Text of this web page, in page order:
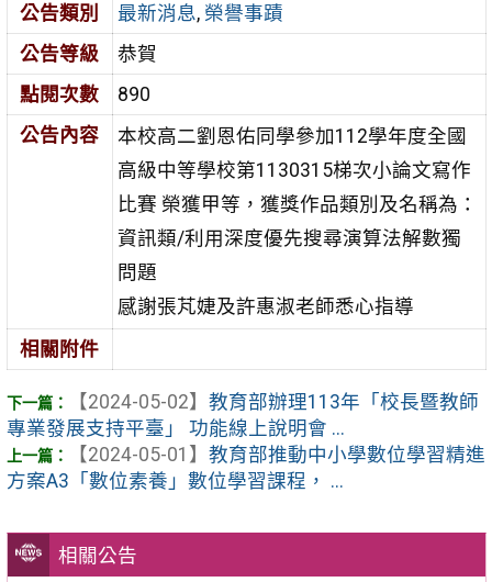
相關公告
公告類別
最新消息, 榮譽事蹟
公告等級
恭賀
點閱次數
890
公告內容
本校高二劉恩佑同學參加112學年度全國
高級中等學校第1130315梯次小論文寫作
比賽 榮獲甲等，獲獎作品類別及名稱為：
資訊類/利用深度優先搜尋演算法解數獨
問題
感謝張芃婕及許惠淑老師悉心指導
相關附件
【2024-05-02】 教育部辦理113年「校長暨教師
專業發展支持平臺」 功能線上說明會 ...
【2024-05-01】 教育部推動中小學數位學習精進
方案A3「數位素養」數位學習課程， ...